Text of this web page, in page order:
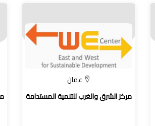
عمان
مركز الشرق والغرب للتنمية المستدامة